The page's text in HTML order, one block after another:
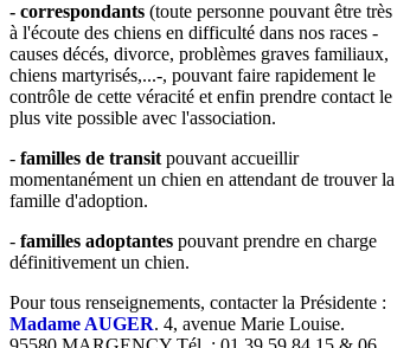
- correspondants (toute personne pouvant être très
à l'écoute des chiens en difficulté dans nos races -
causes décés, divorce, problèmes graves familiaux,
chiens martyrisés,...-, pouvant faire rapidement le
contrôle de cette véracité et enfin prendre contact le
plus vite possible avec l'association.
- familles de transit pouvant accueillir
momentanément un chien en attendant de trouver la
famille d'adoption.
- familles adoptantes pouvant prendre en charge
définitivement un chien.
Pour tous renseignements, contacter la Présidente :
Madame AUGER. 4, avenue Marie Louise.